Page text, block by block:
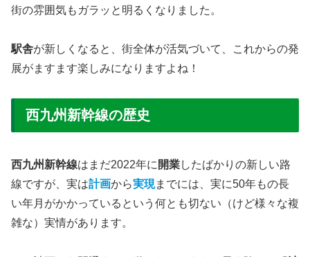
街の雰囲気もガラッと明るくなりました。
駅舎が新しくなると、街全体が活気づいて、これからの発
展がますます楽しみになりますよね！
西九州新幹線の歴史
西九州新幹線はまだ​2022年に 開業したばかりの新しい路
線ですが、実は計画から実現までには、実に50年もの長
い年月がかかっているという何とも切ない（けど様々な複
雑な）実情があります。